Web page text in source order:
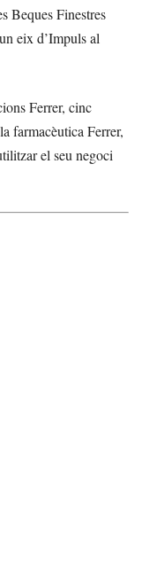
Beques Finestres
eix d’Impuls al
Ferrer, cinc
farmacèutica Ferrer,
el seu negoci